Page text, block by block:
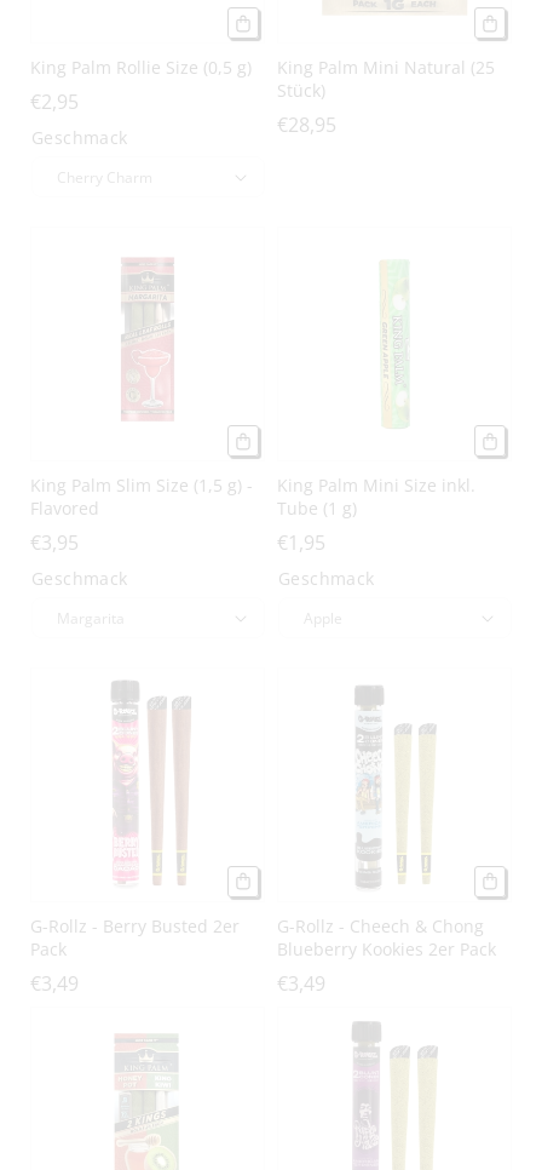
King Palm Rollie Size (0,5 g)
€2,95
Geschmack
King Palm Mini Natural (25
Stück)
€28,95
King Palm Slim Size (1,5 g) -
Flavored
€3,95
Geschmack
King Palm Mini Size inkl.
Tube (1 g)
€1,95
Geschmack
G-Rollz - Berry Busted 2er
Pack
€3,49
G-Rollz - Cheech & Chong
Blueberry Kookies 2er Pack
€3,49